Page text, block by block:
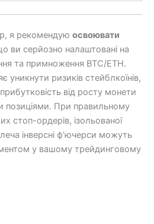
я рекомендую освоювати
ви серйозно налаштовані на
та примноження BTC/ETH.
уникнути ризиків стейблкоїнів,
від росту монети
позиціями. При правильному
стоп-ордерів, ізольованої
інверсні ф’ючерси можуть
у вашому трейдинговому